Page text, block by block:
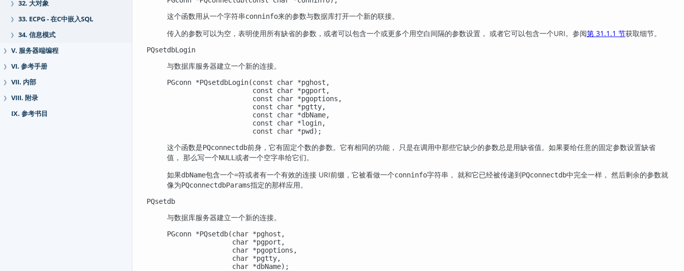
❯ 32. 大对象
❯ 33. ECPG - 在C中嵌入SQL
❯ 34. 信息模式
❯ V. 服务器端编程
❯ VI. 参考手册
❯ VII. 内部
❯
VIII. 附录
IX. 参考书目
这个函数用从一个字符串conninfo来的参数与数据库打开一个新的联接。
传入的参数可以为空，表明使用所有缺省的参数，或者可以包含一个或更多个用空白间隔的参数设置， 或者它可以包含一个URI。参阅第 31.1.1 节获取细节。
PQsetdbLogin
与数据库服务器建立一个新的连接。
PGconn *PQsetdbLogin(const char *pghost,
                     const char *pgport,
                     const char *pgoptions,
                     const char *pgtty,
                     const char *dbName,
                     const char *login,
                     const char *pwd);
这个函数是PQconnectdb前身，它有固定个数的参数。它有相同的功能， 只是在调用中那些它缺少的参数总是用缺省值。如果要给任意的固定参数设置缺省
值， 那么写一个NULL 或者一个空字串给它们。
如果dbName包含一个=符或者有一个有效的连接 URI前缀，它被看做一个conninfo字符串， 就和它已经被传递到PQconnectdb中完全一样， 然后剩余的参数就
像为PQconnectdbParams指定的那样应用。
PQsetdb
与数据库服务器建立一个新的连接。
PGconn *PQsetdb(char *pghost,
                char *pgport,
                char *pgoptions,
                char *pgtty,
                char *dbName);